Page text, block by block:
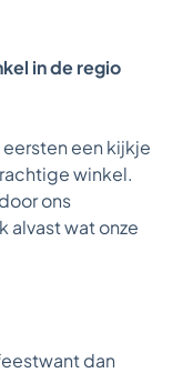
in de regio
een kijkje
winkel.
ons
alvast wat onze
dan